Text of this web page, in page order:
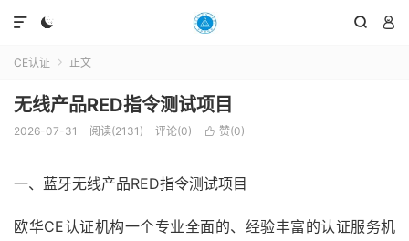
  

CE认证  正文
无线产品RED指令测试项目
2026-07-31 阅读(2131) 评论(0)  赞(0)
一、蓝牙无线产品RED指令测试项目
欧华CE认证机构一个专业全面的、经验丰富的认证服务机